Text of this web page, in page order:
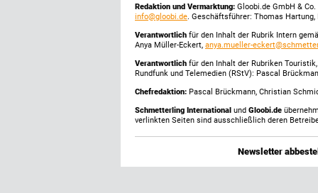
Redaktion und Vermarktung: Gloobi.de GmbH &
info@gloobi.de. Geschäftsführer: Thomas
Verantwortlich für den Inhalt der Rubrik Intern
Anya Müller-Eckert, anya.mueller-
Verantwortlich für den Inhalt der Rubriken
Rundfunk und Telemedien (RStV): Pascal
Chefredaktion: Pascal Brückmann, Christian
Schmetterling International und Gloobi.de
verlinkten Seiten sind ausschließlich deren
Newsletter